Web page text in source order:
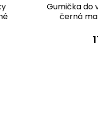
Gumička do
černá